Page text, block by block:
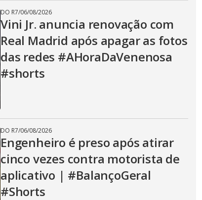
DO R7/06/08/2026
Vini Jr. anuncia renovação com
Real Madrid após apagar as fotos
das redes #AHoraDaVenenosa
#shorts
DO R7/06/08/2026
Engenheiro é preso após atirar
cinco vezes contra motorista de
aplicativo | #BalançoGeral
#Shorts